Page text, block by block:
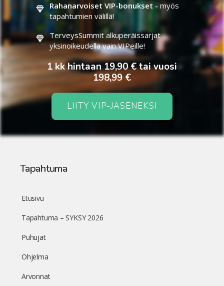
Rahanarvoiset VIP-bonukset -myös
tapahtumien välillä!
TerveysSummit alkuperäissarjat
yksinoikeudella vain VIPeille!
1 kk hintaan 19,90 € tai vuosi
198,99 €
LIITY VIP-JÄSENEKSI
Tapahtuma
Etusivu
Tapahtuma – SYKSY 2026
Puhujat
Ohjelma
Arvonnat